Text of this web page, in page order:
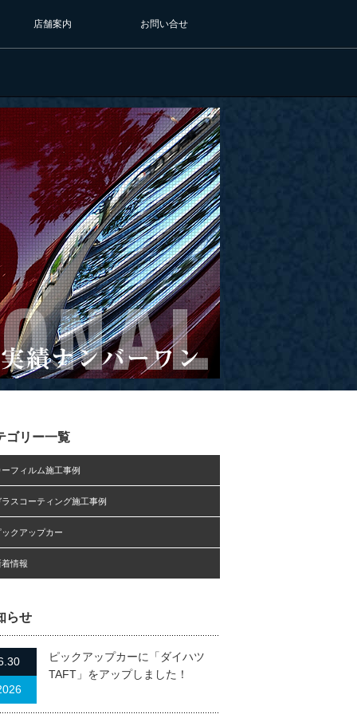
店舗案内 お問い合せ
ゴリー一覧
ーフィルム施工事例
ラスコーティング施工事例
ックアップカー
着情報
らせ
ピックアップカーに「ダイハツ
TAFT」をアップしました！